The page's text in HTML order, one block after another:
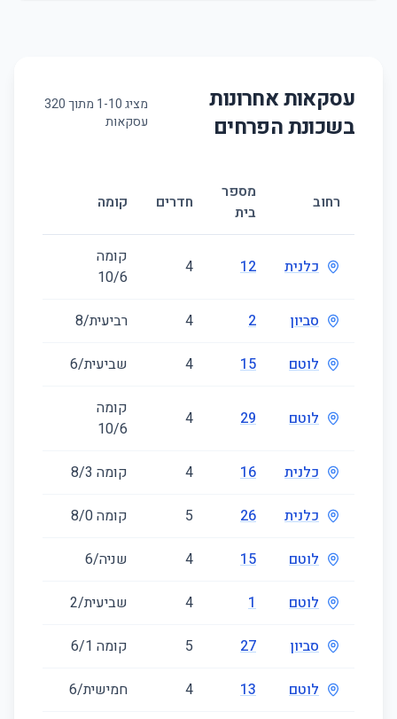
עסקאות אחרונות
בשכונתהפרחים
מציג 1-10 מתוך320
עסקאות
רחוב
מספר
בית
חדרים קומה
כלנית 12
4
קומה
‎6‏/10
סביון 2
4 רביעית/8
לוטם 15
4 שביעית/6
לוטם 29
4
קומה
‎6‏/10
כלנית 16
4 קומה ‎3‏/8
כלנית 26
5 קומה ‎0‏/8
לוטם 15
4 שניה/6
לוטם 1
4 שביעית/2
סביון 27
5 קומה ‎1‏/6
לוטם 13
4 חמישית/6